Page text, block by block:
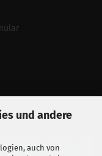
und andere
auch von